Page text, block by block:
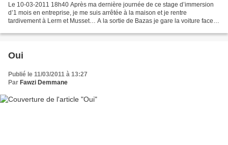
Le 10-03-2011 18h40 Après ma dernière journée de ce stage d’immersion
d’1 mois en entreprise, je me suis arrêtée à la maison et je rentre
tardivement à Lerm et Musset… A la sortie de Bazas je gare la voiture face
Oui
Publié le 11/03/2011 à 13:27
Par Fawzi Demmane